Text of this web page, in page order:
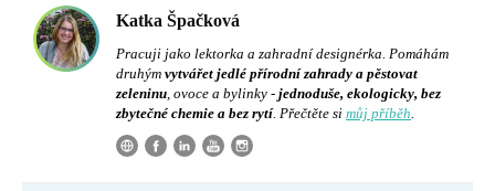
Katka Špačková
Pracuji jako lektorka a zahradní designérka. Pomáhám
druhým vytvářet jedlé přírodní zahrady a pěstovat
zeleninu, ovoce a bylinky - jednoduše, ekologicky, bez
zbytečné chemie a bez rytí. Přečtěte si můj příběh.